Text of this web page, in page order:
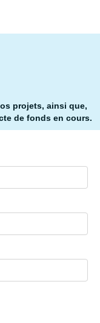
projets, ainsi que,
de fonds en cours.